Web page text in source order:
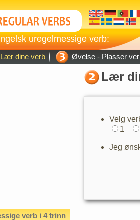
uregelmessige verb:
Lær dine verb Øvelse - Plasser
verb i 4 trinn
Lær
Velg
1
Jeg